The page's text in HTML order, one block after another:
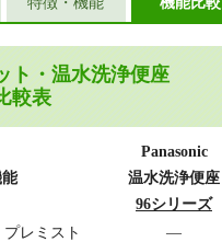
ト・温水洗浄便座
較表
Panasonic
温水洗浄便座
96シリーズ
プレミスト ―